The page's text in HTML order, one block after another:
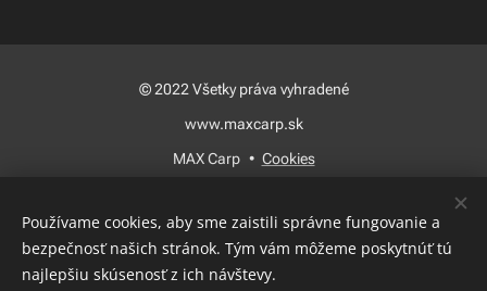
© 2022 Všetky práva vyhradené
www.maxcarp.sk
MAX Carp
Cookies
Slovenčina
Magyar
Používame cookies, aby sme zaistili správne fungovanie a
bezpečnosť našich stránok. Tým vám môžeme poskytnúť tú
najlepšiu skúsenosť z ich návštevy.